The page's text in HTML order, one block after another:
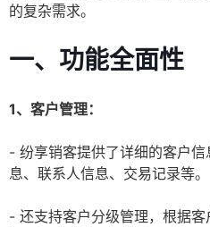
的复杂需求。
一、功能全面性
1、客户管理：
- 纷享销客提供了详细的客户
息、联系人信息、交易记录等。
- 还支持客户分级管理，根据